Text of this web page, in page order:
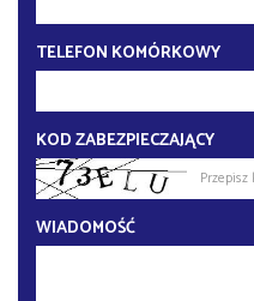
TELEFON KOMÓRKOWY
KOD ZABEZPIECZAJĄCY
WIADOMOŚĆ